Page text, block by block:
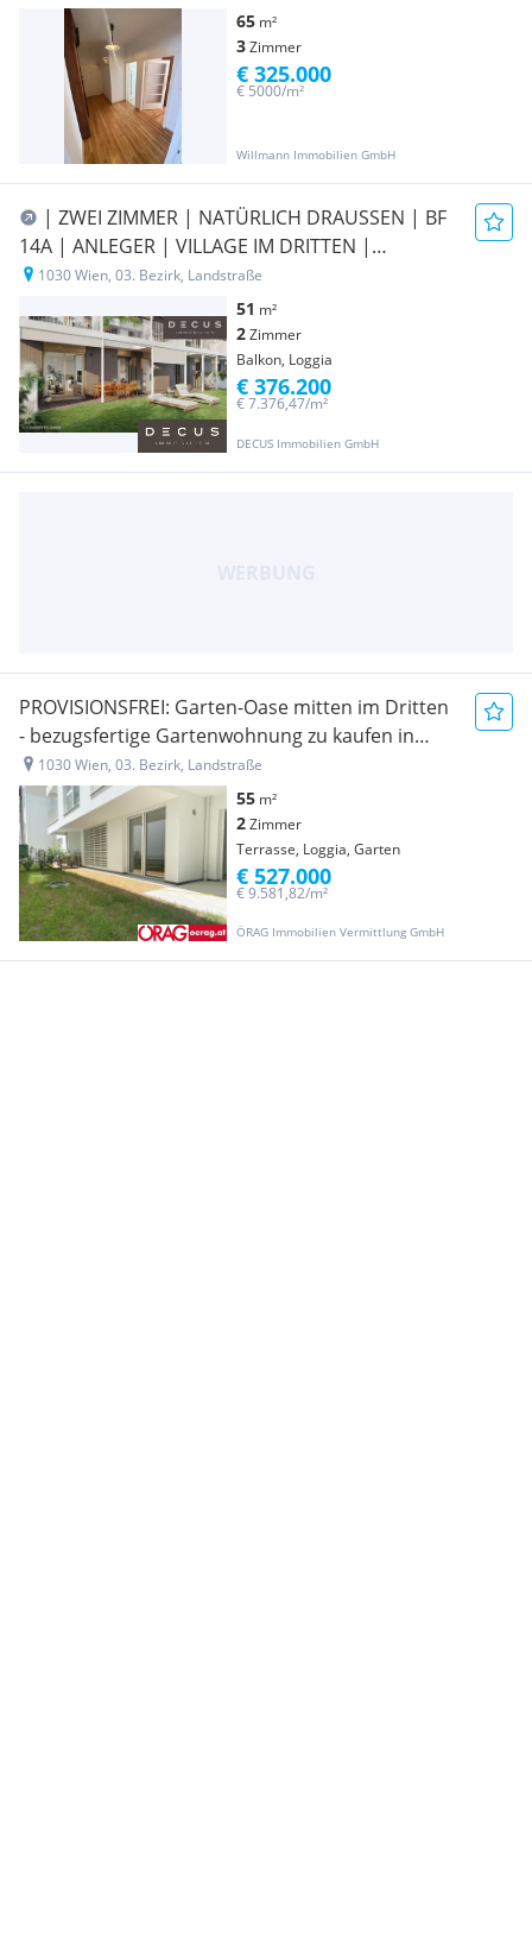
65 m²
3Zimmer
Willmann Immobilien GmbH
€ 5000/m²
€ 325.000
| ZWEI ZIMMER | NATÜRLICH DRAUSSEN | BF
14A | ANLEGER | VILLAGE IM DRITTEN |
FERTIGSTELLUNG 2027
1030 Wien, 03. Bezirk, Landstraße
51 m²
2Zimmer
Balkon, Loggia
DECUS Immobilien GmbH
€ 7.376,47/m²
€ 376.200
PROVISIONSFREI: Garten-Oase mitten im Dritten
- bezugsfertige Gartenwohnung zu kaufen in
1030 Wien
1030 Wien, 03. Bezirk, Landstraße
55 m²
2Zimmer
Terrasse, Loggia, Garten
ÖRAG Immobilien Vermittlung GmbH
€ 9.581,82/m²
€ 527.000